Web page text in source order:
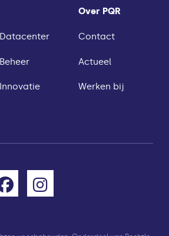
Datacenter
Beheer
Innovatie
Over PQR
Contact
Actueel
Werken bij